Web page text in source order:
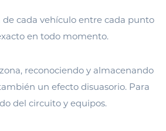
cada vehículo entre cada punto
en todo momento.
reconociendo y almacenando
un efecto disuasorio. Para
del circuito y equipos.